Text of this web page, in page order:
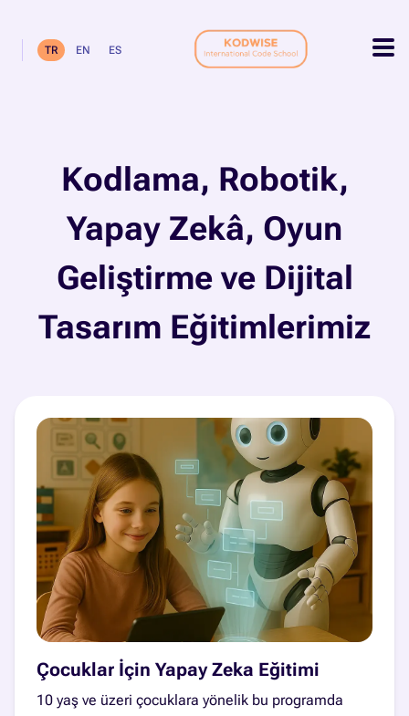
TR EN ES
Kodlama, Robotik,
Yapay Zekâ, Oyun
Geliştirme ve Dijital
Tasarım Eğitimlerimiz
Çocuklar İçin Yapay Zeka Eğitimi
10 yaş ve üzeri çocuklara yönelik bu programda